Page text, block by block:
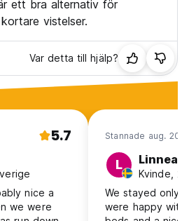
ett bra alternativ för
vistelser.
Var detta till hjälp?
5.7
nice a
we were
Stannade aug.
L Linnea
Kvinde,
We stayed only
were happy with